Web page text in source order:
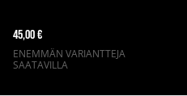
45,00 €
ENEMMÄN VARIANTTEJA
SAATAVILLA